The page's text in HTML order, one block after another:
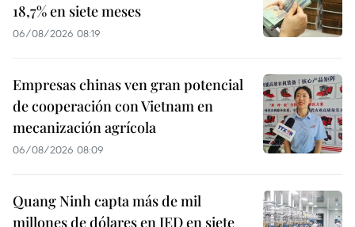
18,7% en siete meses
06/08/2026 08:19
Empresas chinas ven gran potencial
de cooperación con Vietnam en
mecanización agrícola
06/08/2026 08:09
Quang Ninh capta más de mil
millones de dólares en IED en siete